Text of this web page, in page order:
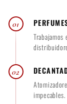
0
0
01
02
impecables.